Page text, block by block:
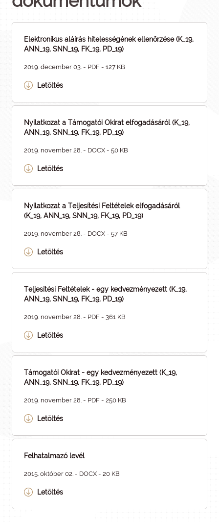
Elektronikus aláírás hitelességének ellenőrzése (K_19,
ANN_19, SNN_19, FK_19, PD_19)
2019. december 03. - PDF - 127 KB
Letöltés
Nyilatkozat a Támogatói Okirat elfogadásáról (K_19,
ANN_19, SNN_19, FK_19, PD_19)
2019. november 28. - DOCX - 50 KB
Letöltés
Nyilatkozat a Teljesítési Feltételek elfogadásáról
(K_19, ANN_19, SNN_19, FK_19, PD_19)
2019. november 28. - DOCX - 57 KB
Letöltés
Teljesítési Feltételek - egy kedvezményezett (K_19,
ANN_19, SNN_19, FK_19, PD_19)
2019. november 28. - PDF - 361 KB
Letöltés
Támogatói Okirat - egy kedvezményezett (K_19,
ANN_19, SNN_19, FK_19, PD_19)
2019. november 28. - PDF - 250 KB
Letöltés
Felhatalmazó levél
2015. október 02. - DOCX - 20 KB
Letöltés